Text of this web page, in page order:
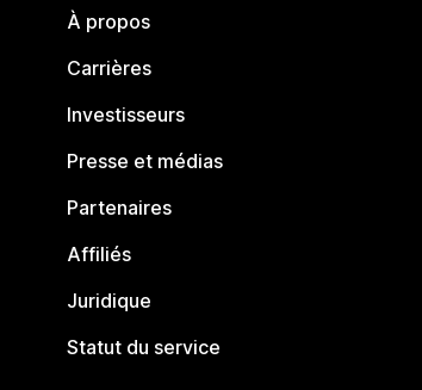
À propos
Carrières
Investisseurs
Presse et médias
Partenaires
Affiliés
Juridique
Statut du service